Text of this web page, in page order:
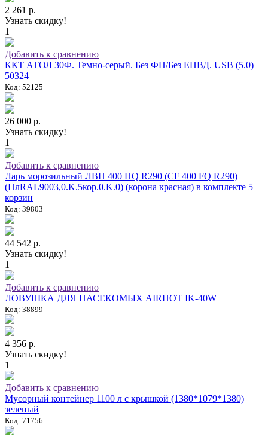
2 261 р.
Узнать скидку!
1
Добавить к сравнению
ККТ АТОЛ 30Ф. Темно-серый. Без ФН/Без ЕНВД. USB (5.0)
50324
Код: 52125
26 000 р.
Узнать скидку!
1
Добавить к сравнению
Ларь морозильный ЛВН 400 ПQ R290 (СF 400 FQ R290)
(ПлRAL9003,0.K.5кор.0.K.0) (корона красная) в комплекте 5
корзин
Код: 39803
44 542 р.
Узнать скидку!
1
Добавить к сравнению
ЛОВУШКА ДЛЯ НАСЕКОМЫХ AIRHOT IK-40W
Код: 38899
4 356 р.
Узнать скидку!
1
Добавить к сравнению
Мусорный контейнер 1100 л с крышкой (1380*1079*1380)
зеленый
Код: 71756